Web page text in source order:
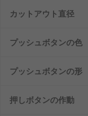
カットアウト直径
プッシュボタンの色
プッシュボタンの形
押しボタンの作動